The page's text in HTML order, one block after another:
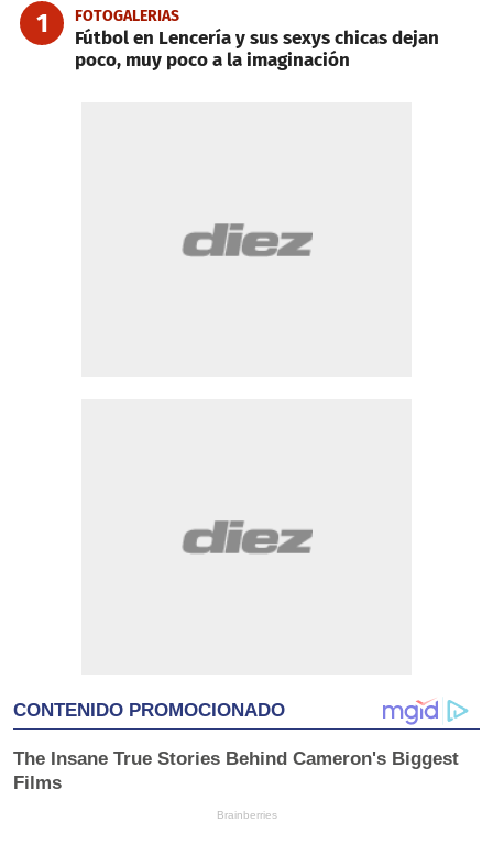
1 FOTOGALERIAS
Fútbol en Lencería y sus sexys chicas dejan
poco, muy poco a la imaginación